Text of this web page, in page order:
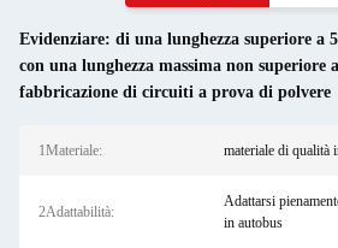
Evidenziare: di una lunghezza superiore a
con una lunghezza massima non superiore
fabbricazione di circuiti a prova di polvere
1Materiale: materiale di qualità
2Adattabilità:
Adattarsi
in autobus